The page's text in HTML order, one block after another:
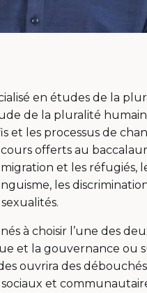
en études de la
de la pluralité
et les processus de
offerts au
et les réfugiés,
les
à choisir l’une des
et la gouvernance ou
ouvrira des
et